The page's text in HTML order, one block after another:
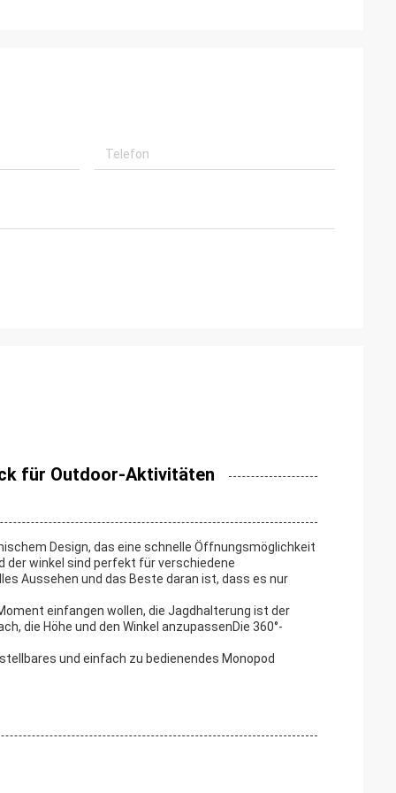
für Outdoor-Aktivitäten
Design, das eine schnelle Öffnungsmöglichkeit
der winkel sind perfekt für verschiedene
Aussehen und das Beste daran ist, dass es nur
einfangen wollen, die Jagdhalterung ist der
die Höhe und den Winkel anzupassenDie 360°-
und einfach zu bedienendes Monopod